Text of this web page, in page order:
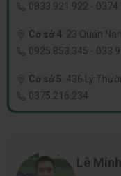
0833.921.922 -
Cơ sở 4: 23 Quán
0925.853.345 -
Cơ sở 5: 436 Lý
0375.216.234
Lê